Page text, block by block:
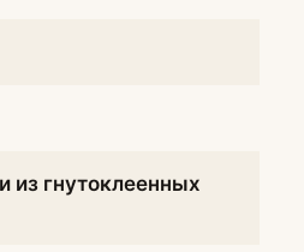
из гнутоклеенных